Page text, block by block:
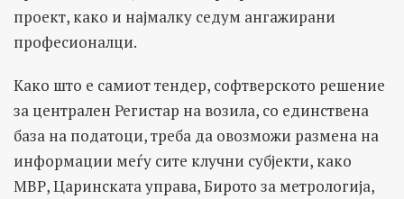
проект, како и најмалку седум ангажирани
професионалци.
Како што е самиот тендер, софтверското решение
за централен Регистар на возила, со единствена
база на податоци, треба да овозможи размена на
информации меѓу сите клучни субјекти, како
МВР, Царинската управа, Бирото за метрологија,